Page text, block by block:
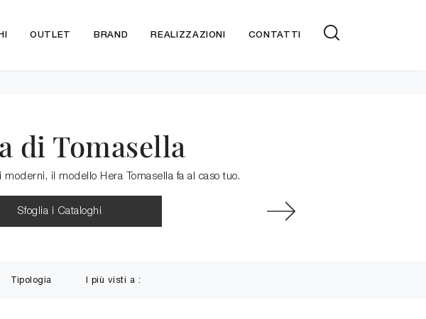
OUTLET BRAND REALIZZAZIONI CONTATTI
di Tomasella
il modello Hera Tomasella fa al caso tuo.
Sfoglia i Cataloghi
Tipologia I più visti a :